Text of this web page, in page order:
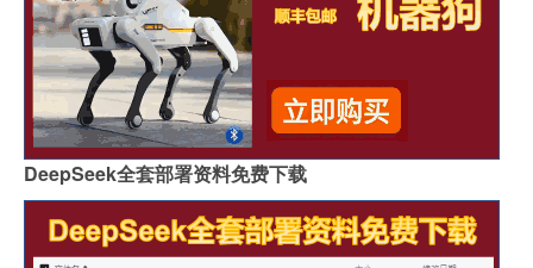
DeepSeek全套部署资料免费下载